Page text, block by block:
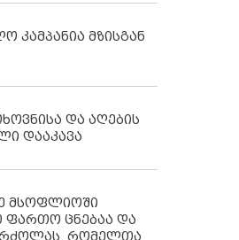
კამპანია მზისგან
და აღების
დააკავა
მსოფლიოში
ცნებაა და
რომელთა